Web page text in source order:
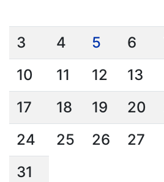
3
4 5 6
10
11 12 13
17
18 19 20
24
25 26 27
31